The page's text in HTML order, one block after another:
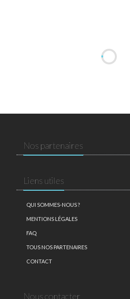
Nos partenaires
Liens utiles
QUI SOMMES-NOUS ?
MENTIONS LÉGALES
FAQ
TOUS NOS PARTENAIRES
CONTACT
Nous contacter